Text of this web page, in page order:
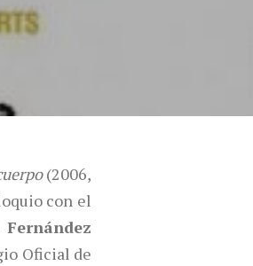
(2006,
con el
Fernández
Oficial de